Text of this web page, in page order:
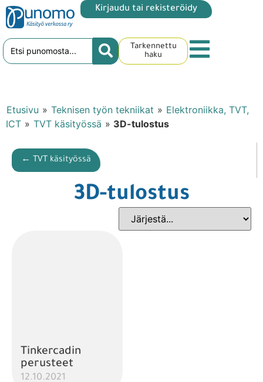
Kirjaudu tai rekisteröidy
Tarkennettu
haku
Etusivu » Teknisen työn tekniikat » Elektroniikka, TVT,
ICT » TVT käsityössä » 3D-tulostus
← TVT käsityössä
3D-tulostus
Tinkercadin
perusteet
12.10.2021